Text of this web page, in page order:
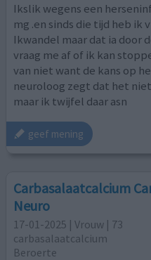
Ikslik wegens een
mg .en sinds die tijd heb ik
Ikwandel maar dat ia door
vraag me af of ik kan
van niet want de kans op
neuroloog zegt dat het
maar ik twijfel daar asn
geef mening
Carbasalaatcalcium
Neuro
17-01-2025 | Vrouw | 73
carbasalaatcalcium
Beroerte